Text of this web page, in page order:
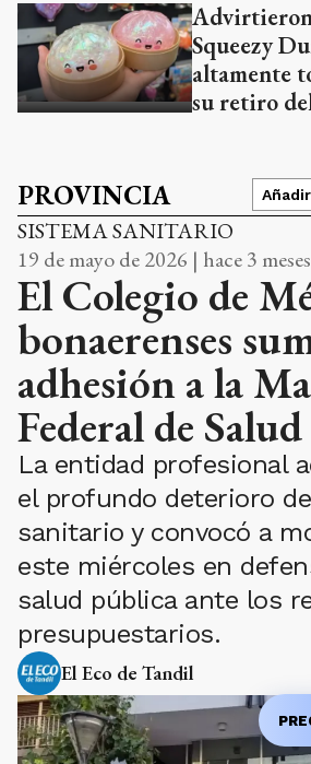
Squeezy
altamente
su retiro
PROVINCIA
SISTEMA SANITARIO
19 de mayo de 2026 | hace 3 meses
El Colegio de
bonaerenses
adhesión a la
Federal de Salud
La entidad profesional
el profundo deterioro
sanitario y convocó a
este miércoles en
salud pública ante los
presupuestarios.
El Eco de Tandil